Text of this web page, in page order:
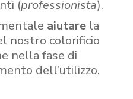
(professionista).
aiutare la
nostro colorificio
nella fase di
dell’utilizzo.